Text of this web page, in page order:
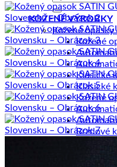
KOŽENÉ VÝROBKY
Kožené opasky
Kožené
Klasické
Klasické
Kožené
Brzdové